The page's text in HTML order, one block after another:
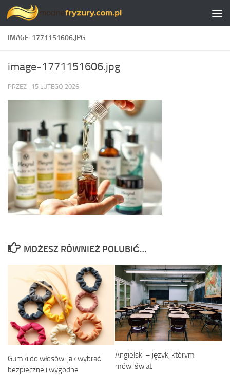
Skip to content
IMAGE-1771151606.JPG
image-1771151606.jpg
PRZEZ · 15 LUTEGO 2026
MOŻESZ RÓWNIEŻ POLUBIĆ…
Gumki do włosów: jak wybrać
bezpieczne i wygodne
Angielski – język, którym
mówi świat